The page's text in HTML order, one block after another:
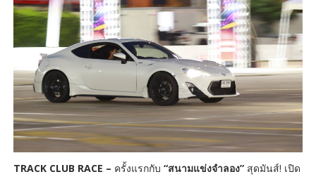
TRACK CLUB RACE – ครั้งแรกกับ “สนามแข่งจำลอง” สุดมันส์! เปิด